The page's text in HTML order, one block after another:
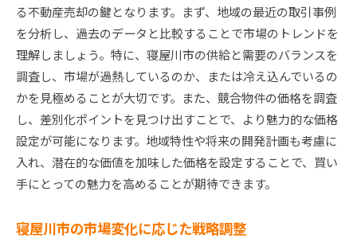
る不動産売却の鍵となります。まず、地域の最近の取引事例
を分析し、過去のデータと比較することで市場のトレンドを
理解しましょう。特に、寝屋川市の供給と需要のバランスを
調査し、市場が過熱しているのか、または冷え込んでいるの
かを見極めることが大切です。また、競合物件の価格を調査
し、差別化ポイントを見つけ出すことで、より魅力的な価格
設定が可能になります。地域特性や将来の開発計画も考慮に
入れ、潜在的な価値を加味した価格を設定することで、買い
手にとっての魅力を高めることが期待できます。
寝屋川市の市場変化に応じた戦略調整